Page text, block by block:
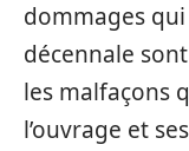
dommages
décennale sont
les malfaçons
l’ouvrage et